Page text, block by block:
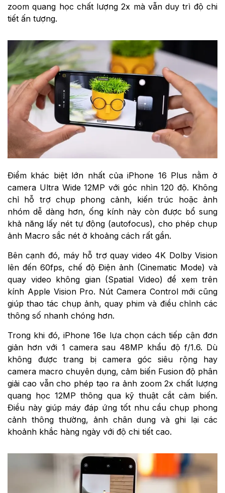
zoom quang học chất lượng 2x mà vẫn duy trì độ chi
tiết ấn tượng.
Điểm khác biệt lớn nhất của iPhone 16 Plus nằm ở
camera Ultra Wide 12MP với góc nhìn 120 độ. Không
chỉ hỗ trợ chụp phong cảnh, kiến trúc hoặc ảnh
nhóm dễ dàng hơn, ống kính này còn được bổ sung
khả năng lấy nét tự động (autofocus), cho phép chụp
ảnh Macro sắc nét ở khoảng cách rất gần.
Bên cạnh đó, máy hỗ trợ quay video 4K Dolby Vision
lên đến 60fps, chế độ Điện ảnh (Cinematic Mode) và
quay video không gian (Spatial Video) để xem trên
kính Apple Vision Pro. Nút Camera Control mới cũng
giúp thao tác chụp ảnh, quay phim và điều chỉnh các
thông số nhanh chóng hơn.
Trong khi đó, iPhone 16e lựa chọn cách tiếp cận đơn
giản hơn với 1 camera sau 48MP khẩu độ f/1.6. Dù
không được trang bị camera góc siêu rộng hay
camera macro chuyên dụng, cảm biến Fusion độ phân
giải cao vẫn cho phép tạo ra ảnh zoom 2x chất lượng
quang học 12MP thông qua kỹ thuật cắt cảm biến.
Điều này giúp máy đáp ứng tốt nhu cầu chụp phong
cảnh thông thường, ảnh chân dung và ghi lại các
khoảnh khắc hàng ngày với độ chi tiết cao.